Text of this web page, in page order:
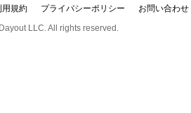
用規約 プライバシーポリシー
お問い合わせ
LLC. All rights reserved.